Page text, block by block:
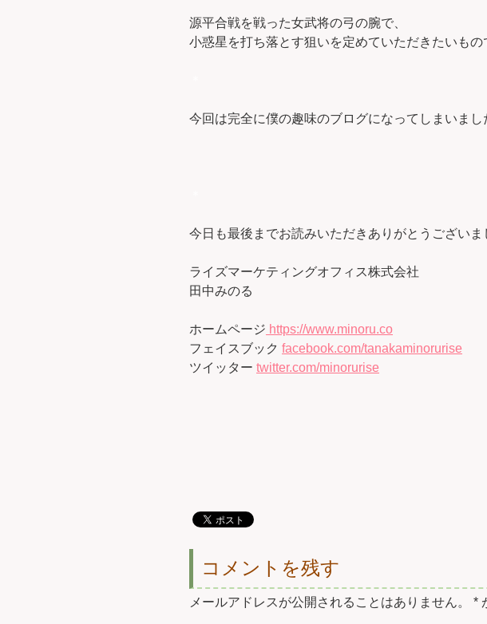
源平合戦を戦った女武将の弓の腕で、
小惑星を打ち落とす狙いを定めていただきたいもの
今回は完全に僕の趣味のブログになってしまいま
今日も最後までお読みいただきありがとうございま
ライズマーケティングオフィス株式会社
田中みのる
ホームページ https://www.minoru.co
フェイスブック facebook.com/tanakaminorurise
ツイッター twitter.com/minorurise
コメントを残す
メールアドレスが公開されることはありません。 *